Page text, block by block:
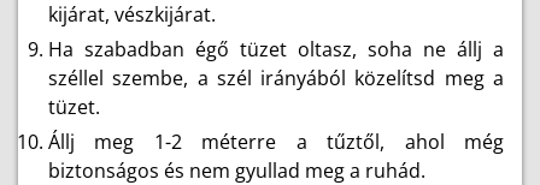
kijárat, vészkijárat.
Ha szabadban égő tüzet oltasz, soha ne állj a
széllel szembe, a szél irányából közelítsd meg a
tüzet.
Állj meg 1-2 méterre a tűztől, ahol még
biztonságos és nem gyullad meg a ruhád.